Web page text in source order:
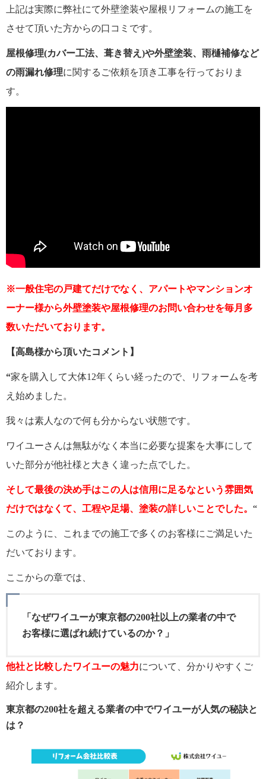
上記は実際に弊社にて外壁塗装や屋根リフォームの施工を
させて頂いた方からの口コミです。
屋根修理(カバー工法、葺き替え)や外壁塗装、雨樋補修など
の雨漏れ修理に関するご依頼を頂き工事を行っておりま
す。
※一般住宅の戸建てだけでなく、アパートやマンションオ
ーナー様から外壁塗装や屋根修理のお問い合わせを毎月多
数いただいております。
【高島様から頂いたコメント】
“家を購入して大体12年くらい経ったので、リフォームを考
え始めました。
我々は素人なので何も分からない状態です。
ワイユーさんは無駄がなく本当に必要な提案を大事にして
いた部分が他社様と大きく違った点でした。
そして最後の決め手はこの人は信用に足るなという雰囲気
だけではなくて、工程や足場、塗装の詳しいことでした。 “
このように、これまでの施工で多くのお客様にご満足いた
だいております。
ここからの章では、
「なぜワイユーが東京都の200社以上の業者の中で
お客様に選ばれ続けているのか？」
他社と比較したワイユーの魅力について、分かりやすくご
紹介します。
東京都の200社を超える業者の中でワイユーが人気の秘訣と
は？